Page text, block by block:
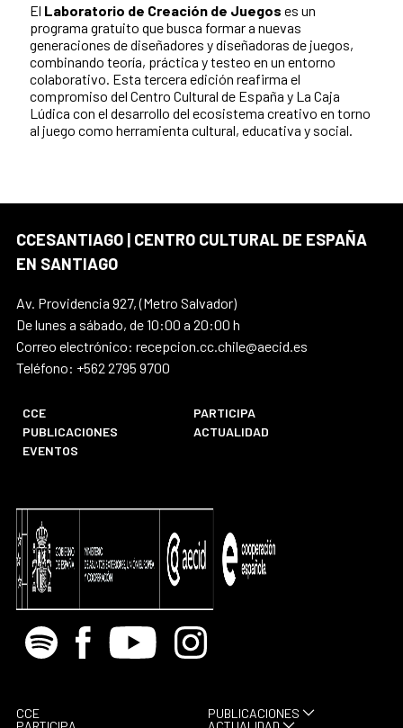
El Laboratorio de Creación de Juegos es un
programa gratuito que busca formar a nuevas
generaciones de diseñadores y diseñadoras de juegos,
combinando teoría, práctica y testeo en un entorno
colaborativo. Esta tercera edición reafirma el
compromiso del Centro Cultural de España y La Caja
Lúdica con el desarrollo del ecosistema creativo en torno
al juego como herramienta cultural, educativa y social.
CCESANTIAGO | CENTRO CULTURAL DE ESPAÑA
EN SANTIAGO
Av. Providencia 927, (Metro Salvador)
De lunes a sábado, de 10:00 a 20:00 h
Correo electrónico: recepcion.cc.chile@aecid.es
Teléfono: +562 2795 9700
CCE
PARTICIPA
PUBLICACIONES
ACTUALIDAD
EVENTOS
Spotify Facebook
Youtube Instagram
CCE
PUBLICACIONES